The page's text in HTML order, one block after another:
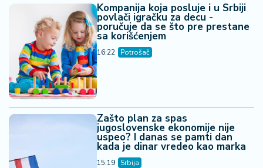
Kompanija koja posluje i u Srbiji
povlači igračku za decu -
poručuje da se što pre prestane
sa korišćenjem
16:22 Potrošač
Zašto plan za spas
jugoslovenske ekonomije nije
uspeo? I danas se pamti dan
kada je dinar vredeo kao marka
15:19 Srbija